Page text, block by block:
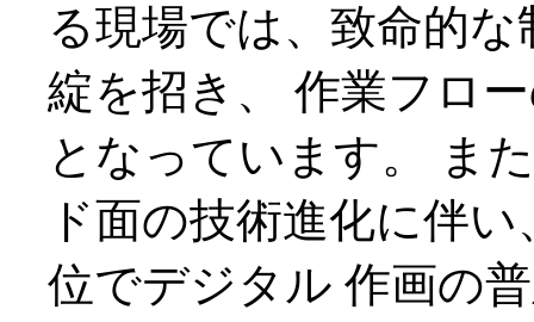
る現場では、致命的
綻を招き、 作業フロ
となっています。 ま
ド面の技術進化に伴
位でデジタル 作画の